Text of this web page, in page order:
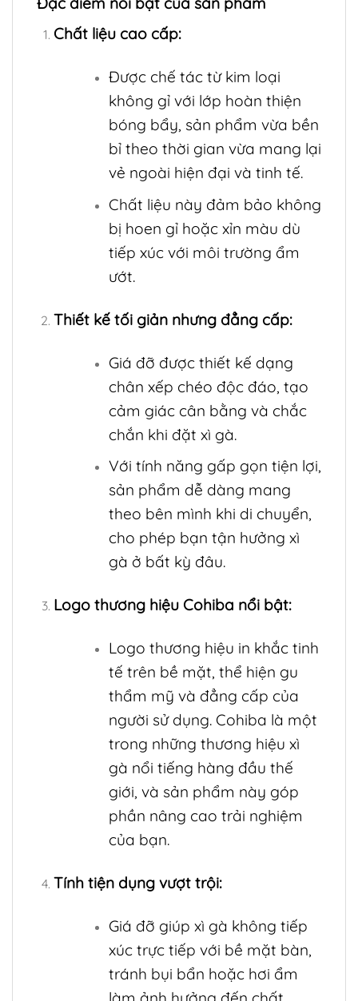
Chất liệu cao cấp:
Được chế tác từ kim loại
không gỉ với lớp hoàn thiện
bóng bẩy, sản phẩm vừa bền
bỉ theo thời gian vừa mang lại
vẻ ngoài hiện đại và tinh tế.
Chất liệu này đảm bảo không
bị hoen gỉ hoặc xỉn màu dù
tiếp xúc với môi trường ẩm
ướt.
Thiết kế tối giản nhưng đẳng cấp:
Giá đỡ được thiết kế dạng
chân xếp chéo độc đáo, tạo
cảm giác cân bằng và chắc
chắn khi đặt xì gà.
Với tính năng gấp gọn tiện lợi,
sản phẩm dễ dàng mang
theo bên mình khi di chuyển,
cho phép bạn tận hưởng xì
gà ở bất kỳ đâu.
Logo thương hiệu Cohiba nổi bật:
Logo thương hiệu in khắc tinh
tế trên bề mặt, thể hiện gu
thẩm mỹ và đẳng cấp của
người sử dụng. Cohiba là một
trong những thương hiệu xì
gà nổi tiếng hàng đầu thế
giới, và sản phẩm này góp
phần nâng cao trải nghiệm
của bạn.
Tính tiện dụng vượt trội:
Giá đỡ giúp xì gà không tiếp
xúc trực tiếp với bề mặt bàn,
tránh bụi bẩn hoặc hơi ẩm